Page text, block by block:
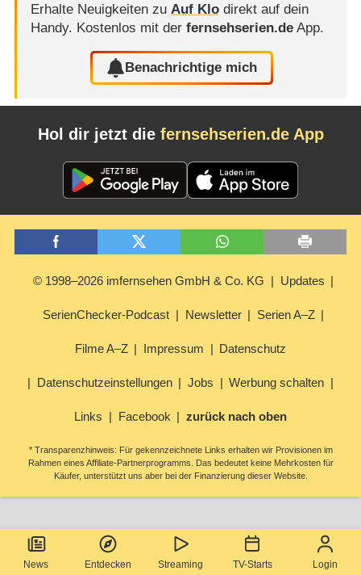
News Entdecken Streaming TV-Starts Login
Erhalte Neuigkeiten zu Auf Klodirekt auf dein
Handy. Kostenlos mit der fernsehserien.deApp.
Benachrichtige mich
Hol dir jetzt die fernsehserien.de App
© 1998–2026 imfernsehen GmbH & Co. KG Updates
SerienChecker-Podcast Newsletter Serien A–Z
Filme A–Z Impressum Datenschutz
Datenschutzeinstellungen Jobs Werbung schalten
Links Facebook zurück nach oben
* Transparenzhinweis: Für gekennzeichnete Links erhalten wir Provisionen im
Rahmen eines Affiliate-Partnerprogramms. Das bedeutet keine Mehrkosten für
Käufer, unterstützt uns aber bei der Finanzierung dieser Website.